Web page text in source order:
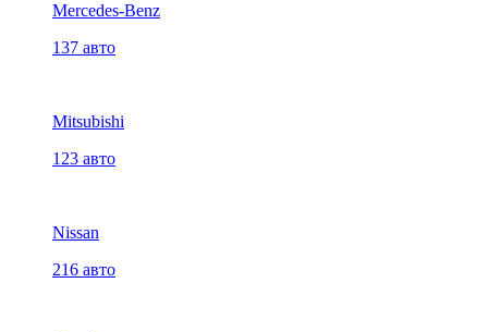
Mercedes-Benz
137 авто
Mitsubishi
123 авто
Nissan
216 авто